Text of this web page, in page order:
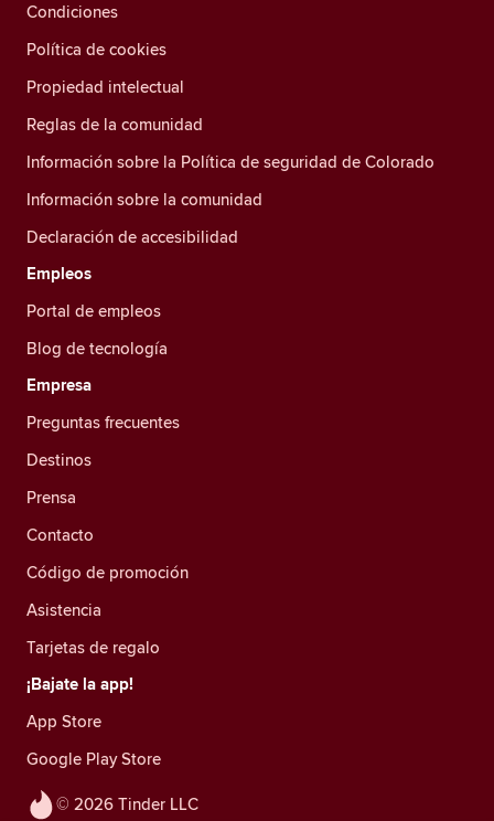
© 2026 Tinder LLC
Condiciones
Política de cookies
Propiedad intelectual
Reglas de la comunidad
Información sobre la Política de seguridad de Colorado
Información sobre la comunidad
Declaración de accesibilidad
Empleos
Portal de empleos
Blog de tecnología
Empresa
Preguntas frecuentes
Destinos
Prensa
Contacto
Código de promoción
Asistencia
Tarjetas de regalo
¡Bajate la app!
App Store
Google Play Store